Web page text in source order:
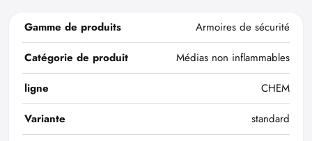
Gamme de produits
Armoires de sécurité
Catégorie de produit
Médias non inflammables
ligne
CHEM
Variante
standard